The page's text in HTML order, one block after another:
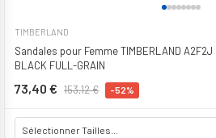
TIMBERLAND
Sandales pour Femme TIMBERLAND A2F2J
BLACK FULL-GRAIN
73,40 € 153,12 € -52%